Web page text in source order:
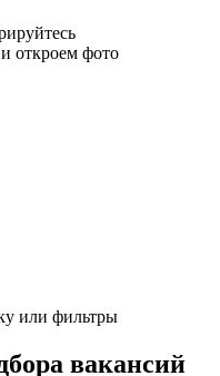
откроем фото
или фильтры
вакансий